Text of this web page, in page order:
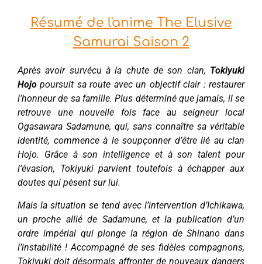
Résumé de l'anime The Elusive
Samurai Saison 2
Après avoir survécu à la chute de son clan, Tokiyuki
Hojo poursuit sa route avec un objectif clair : restaurer
l’honneur de sa famille. Plus déterminé que jamais, il se
retrouve une nouvelle fois face au seigneur local
Ogasawara Sadamune, qui, sans connaître sa véritable
identité, commence à le soupçonner d’être lié au clan
Hojo. Grâce à son intelligence et à son talent pour
l’évasion, Tokiyuki parvient toutefois à échapper aux
doutes qui pèsent sur lui.
Mais la situation se tend avec l’intervention d’Ichikawa,
un proche allié de Sadamune, et la publication d’un
ordre impérial qui plonge la région de Shinano dans
l’instabilité ! Accompagné de ses fidèles compagnons,
Tokiyuki doit désormais affronter de nouveaux dangers